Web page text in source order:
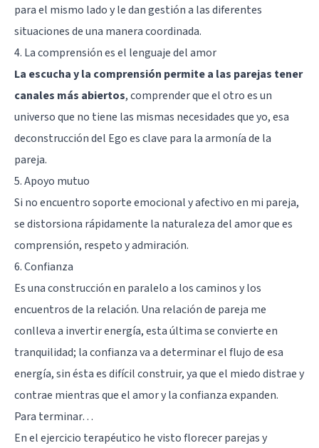
para el mismo lado y le dan gestión a las diferentes
situaciones de una manera coordinada.
4. La comprensión es el lenguaje del amor
La escucha y la comprensión permite a las parejas tener
canales más abiertos, comprender que el otro es un
universo que no tiene las mismas necesidades que yo, esa
deconstrucción del Ego es clave para la armonía de la
pareja.
5. Apoyo mutuo
Si no encuentro soporte emocional y afectivo en mi pareja,
se distorsiona rápidamente la naturaleza del amor que es
comprensión, respeto y admiración.
6. Confianza
Es una construcción en paralelo a los caminos y los
encuentros de la relación. Una relación de pareja me
conlleva a invertir energía, esta última se convierte en
tranquilidad; la confianza va a determinar el flujo de esa
energía, sin ésta es difícil construir, ya que el miedo distrae y
contrae mientras que el amor y la confianza expanden.
Para terminar…
En el ejercicio terapéutico he visto florecer parejas y